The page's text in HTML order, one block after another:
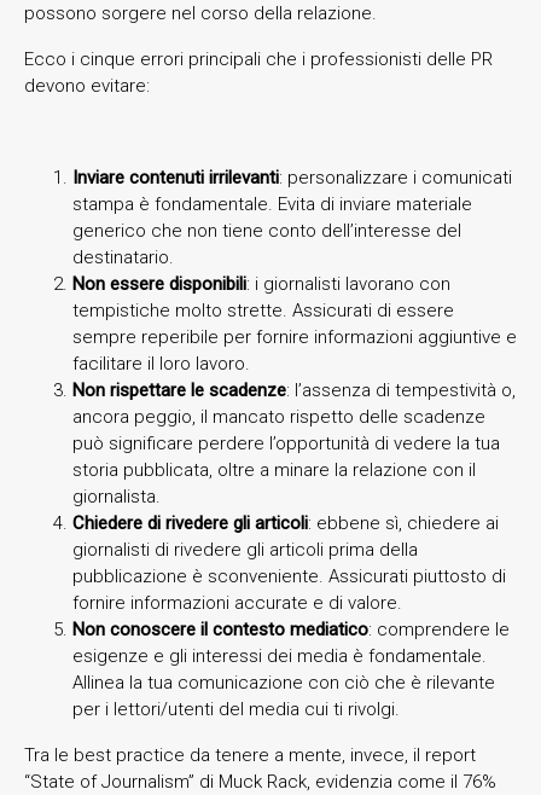
possono sorgere nel corso della relazione.
Ecco i cinque errori principali che i professionisti delle PR
devono evitare:
Inviare contenuti irrilevanti: personalizzare i comunicati
stampa è fondamentale. Evita di inviare materiale
generico che non tiene conto dell’interesse del
destinatario.
Non essere disponibili: i giornalisti lavorano con
tempistiche molto strette. Assicurati di essere
sempre reperibile per fornire informazioni aggiuntive e
facilitare il loro lavoro.
Non rispettare le scadenze: l’assenza di tempestività o,
ancora peggio, il mancato rispetto delle scadenze
può significare perdere l’opportunità di vedere la tua
storia pubblicata, oltre a minare la relazione con il
giornalista.
Chiedere di rivedere gli articoli: ebbene sì, chiedere ai
giornalisti di rivedere gli articoli prima della
pubblicazione è sconveniente. Assicurati piuttosto di
fornire informazioni accurate e di valore.
Non conoscere il contesto mediatico: comprendere le
esigenze e gli interessi dei media è fondamentale.
Allinea la tua comunicazione con ciò che è rilevante
per i lettori/utenti del media cui ti rivolgi.
Tra le best practice da tenere a mente, invece, il report
“State of Journalism” di Muck Rack, evidenzia come il 76%